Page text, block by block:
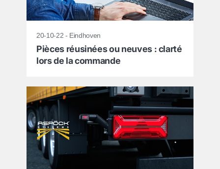
20-10-22 - Eindhoven
Pièces réusinées ou neuves : clarté
lors de la commande